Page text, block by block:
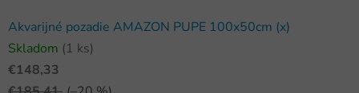
Akvarijné pozadie AMAZON PUPE 100x50cm (x)
Skladom (1 ks)
€148,33